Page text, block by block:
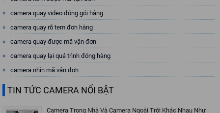
camera quay video đóng gói hàng
camera quay rõ tem đơn hàng
camera quay được mã vận đơn
camera quay lại quá trình đóng hàng
camera nhìn mã vận đơn
TIN TỨC CAMERA NỔI BẬT
Camera Trong Nhà Và Camera Ngoài Trời Khác Nhau Như